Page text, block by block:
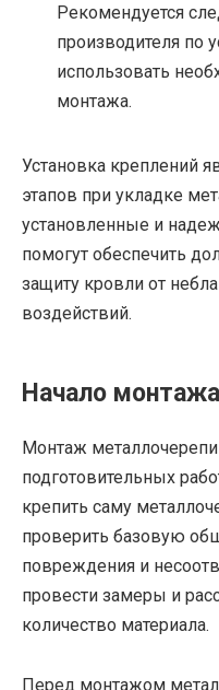
Рекомендуется
производителя по
использовать
монтажа.
Установка креплений
этапов при укладке
установленные и
помогут обеспечить
защиту кровли от
воздействий.
Начало
Монтаж
подготовительных
крепить саму
проверить базовую
повреждения и
провести замеры и
количество материала.
Перед монтажом